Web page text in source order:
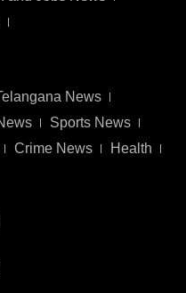
News
Sports News
Crime News Health